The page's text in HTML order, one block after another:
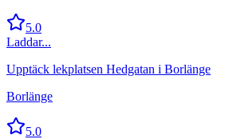
5.0
Laddar...
Upptäck lekplatsen Hedgatan i Borlänge
Borlänge
5.0